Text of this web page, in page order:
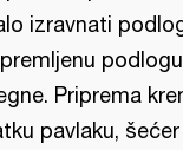
izravnati
Priprema
pavlaku,